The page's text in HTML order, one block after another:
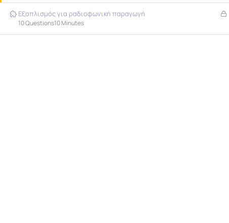
Εξοπλισμός για ραδιοφωνική παραγωγή
10 Minutes
10 Questions
The new